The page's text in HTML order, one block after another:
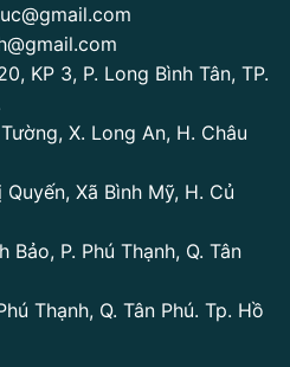
KP 3, P. Long Bình Tân, TP.
X. Long An, H. Châu
Xã Bình Mỹ, H. Củ
Bảo, P. Phú Thạnh, Q. Tân
Thạnh, Q. Tân Phú. Tp. Hồ